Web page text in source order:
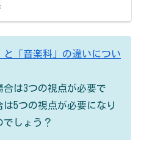
に注意...
と「音楽科」の違いについ
は3つの視点が必要で
5つの視点が必要になり
でしょう？